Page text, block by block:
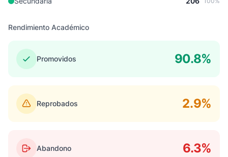
Rendimiento Académico
Promovidos 90.8%
Reprobados 2.9%
Abandono 6.3%